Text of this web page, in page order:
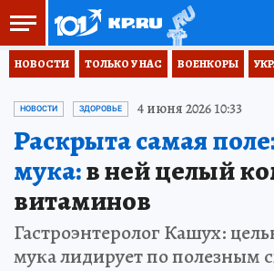
НОВОСТИ ТОЛЬКО У НАС ВОЕНКОРЫ
НОВОСТИ ЗДОРОВЬЕ 4 июня 2026 10:33
Раскрыта самая
мука:в ней целый
витаминов
Гастроэнтеролог Кашух:
мука лидирует по полезным